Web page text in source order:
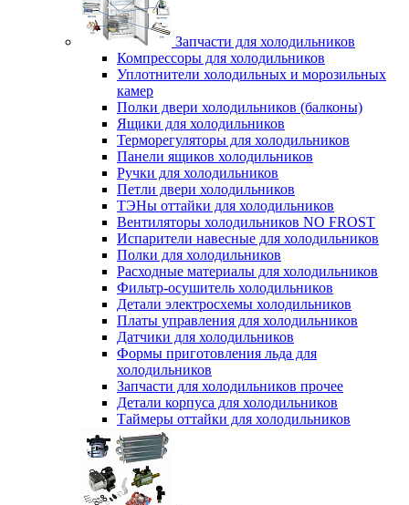
Запчасти для холодильников
Компрессоры для холодильников
Уплотнители холодильных и морозильных
камер
Полки двери холодильников (балконы)
Ящики для холодильников
Терморегуляторы для холодильников
Панели ящиков холодильников
Ручки для холодильников
Петли двери холодильников
ТЭНы оттайки для холодильников
Вентиляторы холодильников NO FROST
Испарители навесные для холодильников
Полки для холодильников
Расходные материалы для холодильников
Фильтр-осушитель холодильников
Детали электросхемы холодильников
Платы управления для холодильников
Датчики для холодильников
Формы приготовления льда для
холодильников
Запчасти для холодильников прочее
Детали корпуса для холодильников
Таймеры оттайки для холодильников